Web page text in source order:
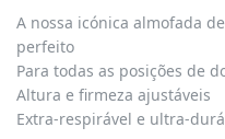
A nossa icónica almofada
perfeito
Para todas as posições de
Altura e firmeza ajustáveis
Extra-respirável e ultra-